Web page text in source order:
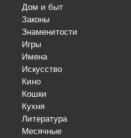
дом и быт
законы
знаменитости
игры
имена
искусство
кино
кошки
кухня
литература
месячные